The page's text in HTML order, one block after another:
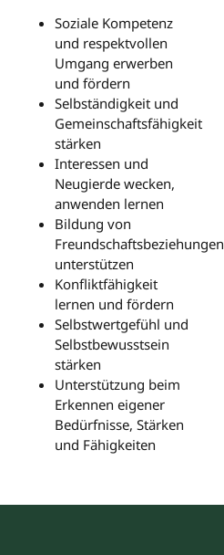
Soziale Kompetenz
und respektvollen
Umgang erwerben
und fördern
Selbständigkeit und
Gemeinschaftsfähigkeit
stärken
Interessen und
Neugierde wecken,
anwenden lernen
Bildung von
Freundschaftsbeziehungen
unterstützen
Konfliktfähigkeit
lernen und fördern
Selbstwertgefühl und
Selbstbewusstsein
stärken
Unterstützung beim
Erkennen eigener
Bedürfnisse, Stärken
und Fähigkeiten